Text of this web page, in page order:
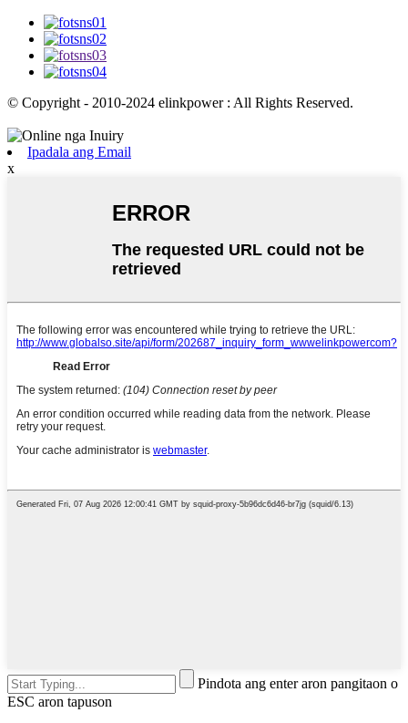
© Copyright - 2010-2024 elinkpower : All Rights Reserved.
Ipadala ang Email
x
Pindota ang enter aron pangitaon o
ESC aron tapuson